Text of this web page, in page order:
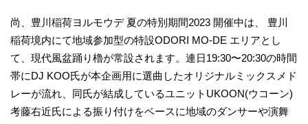
尚、豊川稲荷ヨルモウデ 夏の特別期間2023 開催中は、 豊川
稲荷境内にて地域参加型の特設ODORI MO-DE エリアとし
て、現代風盆踊り櫓が常設されます。連日19:30〜20:30の時間
帯にDJ KOO氏が本企画用に選曲したオリジナルミックスメド
レーが流れ、同氏が結成しているユニットUKOON(ウコーン)
考藤右近氏による振り付けをベースに地域のダンサーや演舞